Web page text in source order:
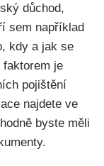
důchod,
sem například
kdy a jak se
je
pojištění
najdete ve
byste měli